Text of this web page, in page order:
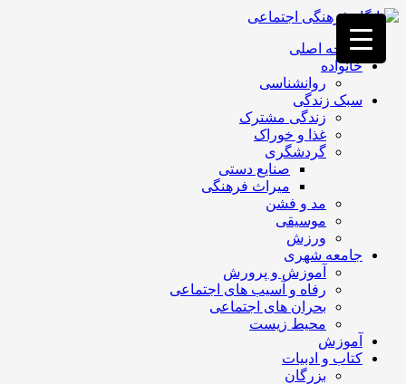
فصد
خون
غرب
تهران
خشکشویی
تصفیه
تهران
صفحه اصلی
خانواده
روانشناسی
سبک زندگی
زندگی مشترک
غذا و خوراک
گردشگری
صنایع دستی
میراث فرهنگی
مد و فشن
موسیقی
ورزش
جامعه شهری
آموزش و پرورش
رفاه و آسیب های اجتماعی
بحران های اجتماعی
محیط زیست
آموزش
کتاب و ادبیات
بزرگان